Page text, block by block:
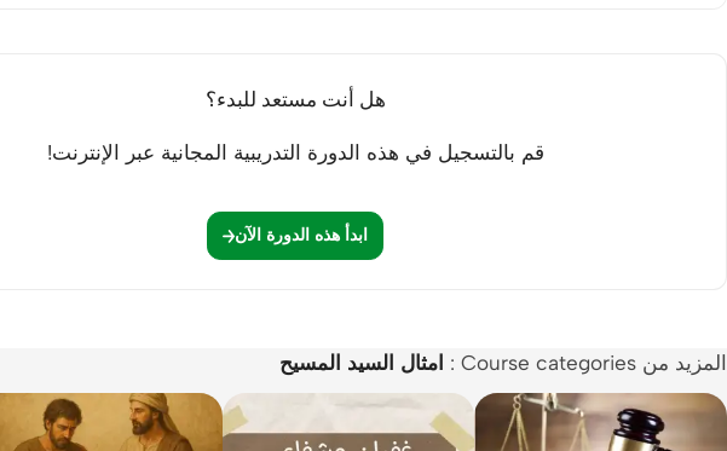
هل أنت مستعد للبدء؟
قم بالتسجيل في هذه الدورة التدريبية المجانية عبر الإنترنت!
ابدأ هذه الدورة الآن
المزيد من Course categories : امثال السيد المسيح